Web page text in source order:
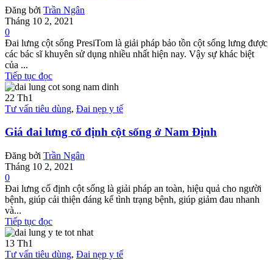
Đăng bởi Trần Ngân
Tháng 10 2, 2021
0
Đai lưng cột sống PresiTom là giải pháp bảo tồn cột sống lưng được
các bác sĩ khuyên sử dụng nhiều nhất hiện nay. Vậy sự khác biệt
của ...
Tiếp tục đọc
22 Th1
Tư vấn tiêu dùng, Đai nẹp y tế
Giá đai lưng cố định cột sống ở Nam Định
Đăng bởi Trần Ngân
Tháng 10 2, 2021
0
Đai lưng cố định cột sống là giải pháp an toàn, hiệu quả cho người
bệnh, giúp cải thiện đáng kể tình trạng bệnh, giúp giảm đau nhanh
và...
Tiếp tục đọc
13 Th1
Tư vấn tiêu dùng, Đai nẹp y tế